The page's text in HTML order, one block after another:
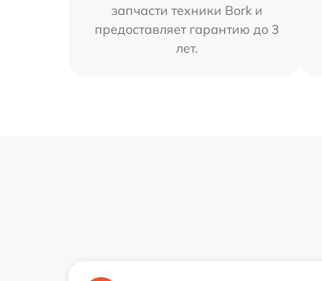
запчасти техники Bork и
предоставляет гарантию до 3
лет.